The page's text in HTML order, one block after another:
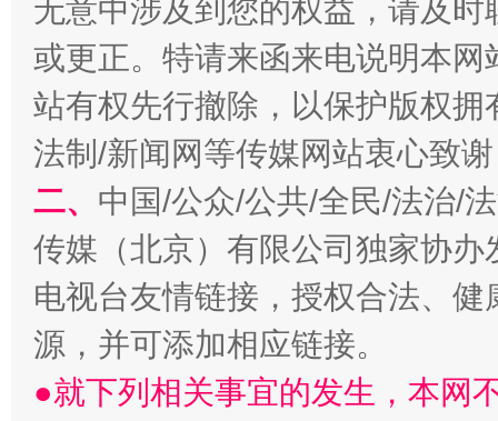
习近平的博鳌关键词
魏明
“刷贴”乱象丛生
无意中涉及到您的权益，请及
或更正。特请来函来电说明本
站有权先行撤除，以保护版权
法制/新闻网等传媒网站衷心致
二、 中国/公众/公共/全民/法治/
传媒（北京）有限公司独家协
电视台友情链接，授权合法、
源，并可添加相应链接。
●就下列相关事宜的发生，本网